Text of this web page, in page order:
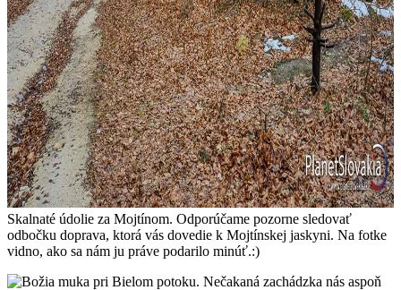
Skalnaté údolie za Mojtínom. Odporúčame pozorne sledovať
odbočku doprava, ktorá vás dovedie k Mojtínskej jaskyni. Na fotke
vidno, ako sa nám ju práve podarilo minúť.:)